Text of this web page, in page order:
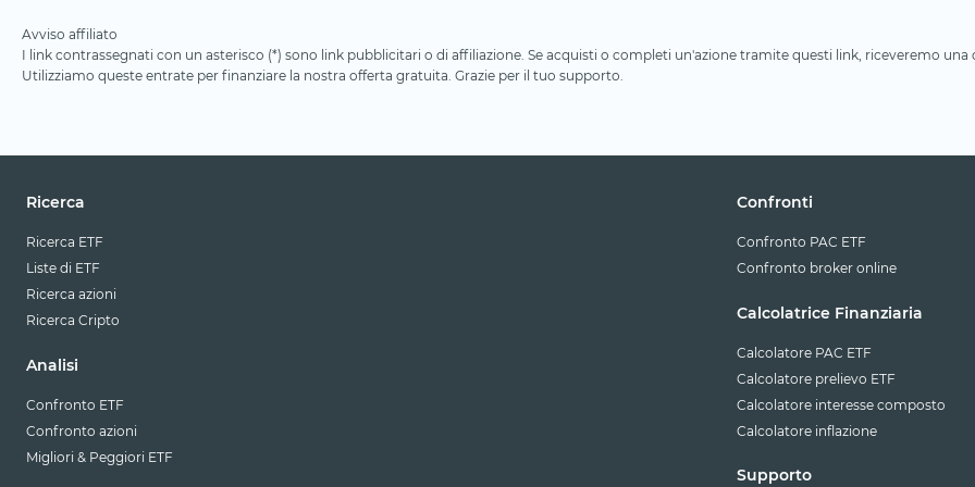
Avviso affiliato
I link contrassegnati con un asterisco (*) sono link pubblicitari o di affiliazione. Se acquisti o completi un'azione tramite questi link, riceveremo
Utilizziamo queste entrate per finanziare la nostra offerta gratuita. Grazie per il tuo supporto.
Ricerca
Ricerca ETF
Liste di ETF
Ricerca azioni
Ricerca Cripto
Analisi
Confronto ETF
Confronto azioni
Migliori & Peggiori ETF
Confronti
Confronto PAC ETF
Confronto broker online
Calcolatrice Finanziaria
Calcolatore PAC ETF
Calcolatore prelievo ETF
Calcolatore interesse composto
Calcolatore inflazione
Supporto